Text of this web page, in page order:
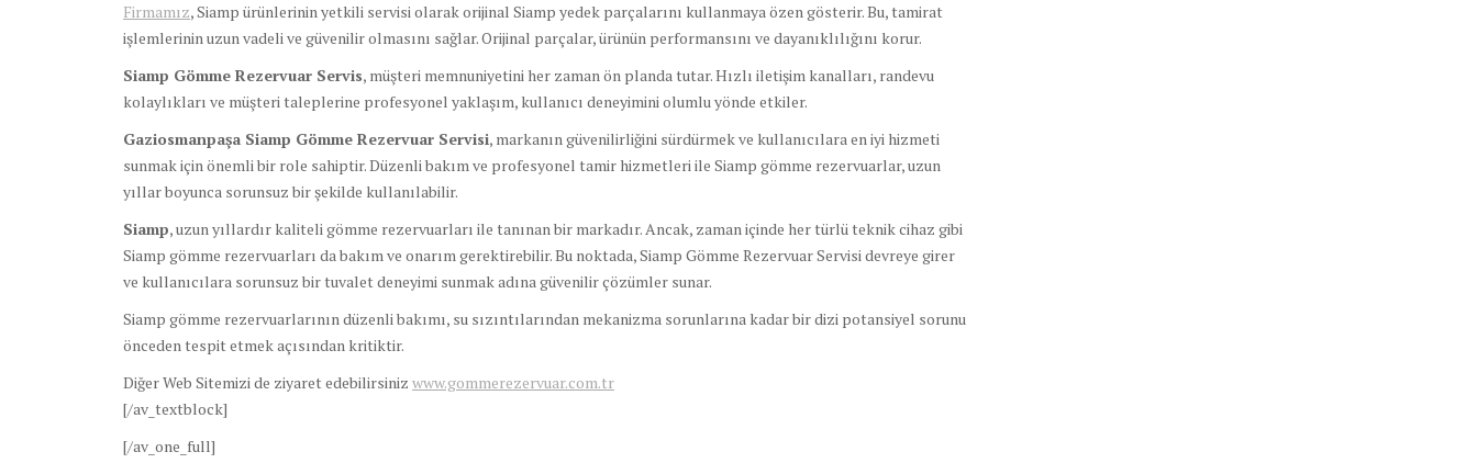
Firmamız, Siamp ürünlerinin yetkili servisi olarak orijinal Siamp yedek parçalarını kullanmaya özen gösterir. Bu, tamirat
işlemlerinin uzun vadeli ve güvenilir olmasını sağlar. Orijinal parçalar, ürünün performansını ve dayanıklılığını korur.
Siamp Gömme Rezervuar Servis, müşteri memnuniyetini her zaman ön planda tutar. Hızlı iletişim kanalları, randevu
kolaylıkları ve müşteri taleplerine profesyonel yaklaşım, kullanıcı deneyimini olumlu yönde etkiler.
Gaziosmanpaşa Siamp Gömme Rezervuar Servisi, markanın güvenilirliğini sürdürmek ve kullanıcılara en iyi hizmeti
sunmak için önemli bir role sahiptir. Düzenli bakım ve profesyonel tamir hizmetleri ile Siamp gömme rezervuarlar, uzun
yıllar boyunca sorunsuz bir şekilde kullanılabilir.
Siamp, uzun yıllardır kaliteli gömme rezervuarları ile tanınan bir markadır. Ancak, zaman içinde her türlü teknik cihaz gibi
Siamp gömme rezervuarları da bakım ve onarım gerektirebilir. Bu noktada, Siamp Gömme Rezervuar Servisi devreye girer
ve kullanıcılara sorunsuz bir tuvalet deneyimi sunmak adına güvenilir çözümler sunar.
Siamp gömme rezervuarlarının düzenli bakımı, su sızıntılarından mekanizma sorunlarına kadar bir dizi potansiyel sorunu
önceden tespit etmek açısından kritiktir.
Diğer Web Sitemizi de ziyaret edebilirsiniz www.gommerezervuar.com.tr
[/av_textblock]
[/av_one_full]